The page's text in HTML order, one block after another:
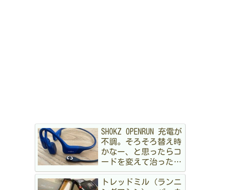
SHOKZ OPENRUN 充電が
不調。そろそろ替え時
かなー、と思ったらコ
ードを変えて治ったハ
ナシ
トレッドミル（ランニ